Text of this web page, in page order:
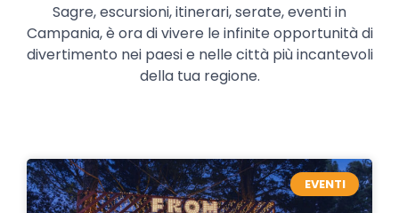
Sagre, escursioni, itinerari, serate, eventi in
Campania, è ora di vivere le infinite opportunità di
divertimento nei paesi e nelle città più incantevoli
della tua regione.
EVENTI